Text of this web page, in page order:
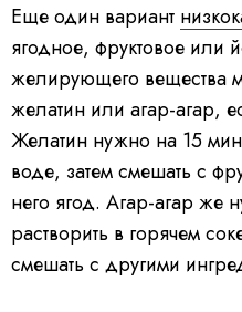
Еще один вариант
ягодное, фруктовое или
желирующего вещества
желатин или агар-агар,
Желатин нужно на 15
воде, затем смешать с
него ягод. Агар-агар же
растворить в горячем
смешать с другими